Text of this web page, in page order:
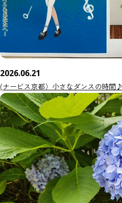
2026.06.21
(ナービス京都）小さなダンスの時間♪